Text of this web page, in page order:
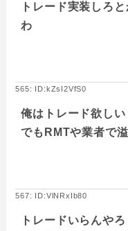
トレード実装しろ
わ
565: ID:kZsI2VfS0
俺はトレード欲しい
でもRMTや業者で
567: ID:VlNRxIb80
トレードいらんやろ